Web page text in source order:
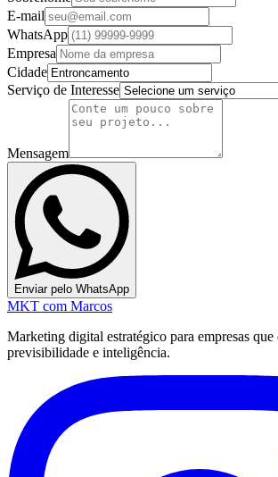
E-mail
WhatsApp
Empresa
Cidade
Serviço de Interesse
Mensagem
Enviar pelo WhatsApp
MKT com Marcos
Marketing digital estratégico para empresas que
previsibilidade e inteligência.